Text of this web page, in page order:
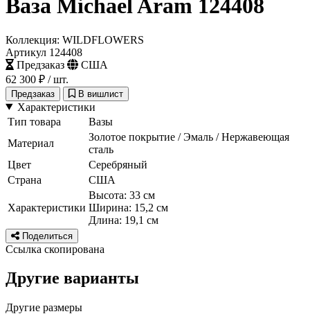
Ваза Michael Aram 124408
Коллекция: WILDFLOWERS
Артикул 124408
Предзаказ
США
62 300 ₽ / шт.
Предзаказ В вишлист
Характеристики
Тип товара
Вазы
Материал
Золотое покрытие / Эмаль / Нержавеющая
сталь
Цвет
Серебряный
Страна
США
Характеристики
Высота: 33 см
Ширина: 15,2 см
Длина: 19,1 см
Поделиться
Ссылка скопирована
Другие варианты
Другие размеры